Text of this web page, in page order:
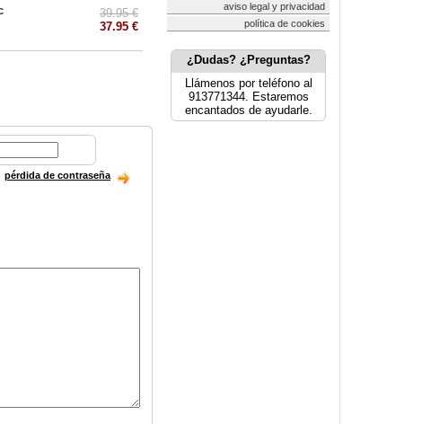
39.95 €
37.95 €
pérdida de contraseña
aviso legal y privacidad
política de cookies
¿Dudas? ¿Preguntas?
Llámenos por teléfono al
913771344. Estaremos
encantados de ayudarle.